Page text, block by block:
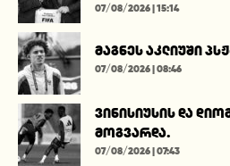
07/08/2026 | 15:14
მაგნეს აკლიუში
07/08/2026 | 08:46
ვინისიუსის და
მოგვარდა.
07/08/2026 | 07:43